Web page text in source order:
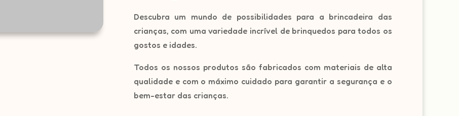
Descubra um mundo de possibilidades para a brincadeira das
crianças, com uma variedade incrível de brinquedos para todos os
gostos e idades.
Todos os nossos produtos são fabricados com materiais de alta
qualidade e com o máximo cuidado para garantir a segurança e o
bem-estar das crianças.